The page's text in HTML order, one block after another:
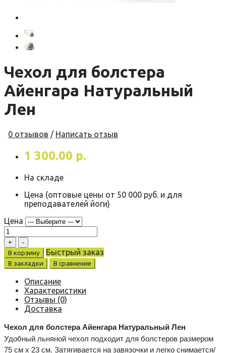
Чехол для болстера
Айенгара Натуральный
Лен
0 отзывов / Написать отзыв
1 300.00 р.
На складе
Цена (оптовые цены от 50 000 руб. и для
преподавателей йоги)
Цена
В корзину Быстрый заказ
В закладки В сравнение
Описание
Характеристики
Отзывы (0)
Доставка
Чехол для болстера Айенгара Натуральный Лен
Удобный льняной чехол подходит для болстеров размером
75 см х 23 см. Затягивается на завязочки и легко снимается/